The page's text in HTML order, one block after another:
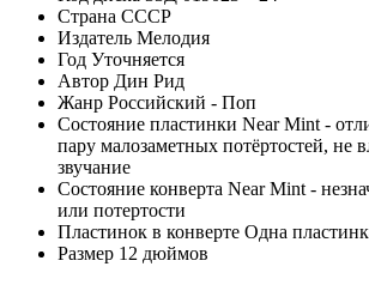
Страна СССР
Издатель Мелодия
Год Уточняется
Автор Дин Рид
Жанр Российский - Поп
Состояние пластинки Near Mint -
пару малозаметных потёртостей, не
звучание
Состояние конверта Near Mint -
или потертости
Пластинок в конверте Одна
Размер 12 дюймов